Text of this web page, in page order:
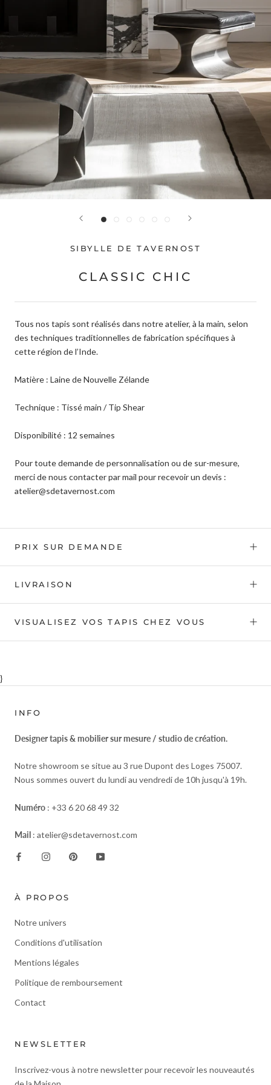
SIBYLLE DE TAVERNOST
CLASSIC CHIC
Tous nos tapis sont réalisés dans notre atelier, à la main, selon
des techniques traditionnelles de fabrication spécifiques à
cette région de l’Inde.
Matière : Laine de Nouvelle Zélande
Technique : Tissé main / Tip Shear
Disponibilité : 12 semaines
Pour toute demande de personnalisation ou de sur-mesure,
merci de nous contacter par mail pour recevoir un devis :
atelier@sdetavernost.com
PRIX SUR DEMANDE
LIVRAISON
VISUALISEZ VOS TAPIS CHEZ VOUS
}
INFO
Designer tapis & mobilier sur mesure / studio de création.
Notre showroom se situe au 3 rue Dupont des Loges 75007.
Nous sommes ouvert du lundi au vendredi de 10h jusqu'à 19h.
Numéro : +33 6 20 68 49 32
Mail : atelier@sdetavernost.com
À PROPOS
Notre univers
Conditions d'utilisation
Mentions légales
Politique de remboursement
Contact
NEWSLETTER
Inscrivez-vous à notre newsletter pour recevoir les nouveautés